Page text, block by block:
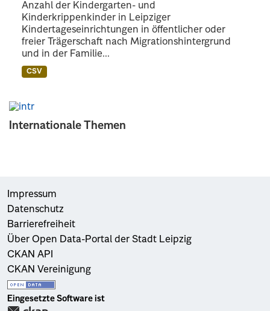
Internationale Themen
Anzahl der Kindergarten- und
Kinderkrippenkinder in Leipziger
Kindertageseinrichtungen in öffentlicher oder
freier Trägerschaft nach Migrationshintergrund
und in der Familie...
CSV
Impressum
Datenschutz
Barrierefreiheit
Über Open Data-Portal der Stadt Leipzig
CKAN API
CKAN Vereinigung
Eingesetzte Software ist